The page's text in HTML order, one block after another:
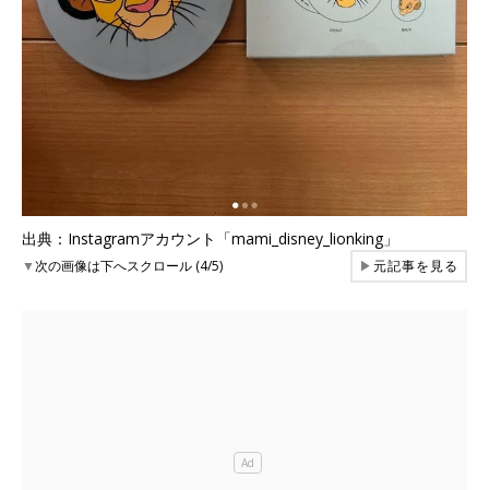
出典：Instagramアカウント「mami_disney_lionking」
▼次の画像は下へスクロール (4/5) ▶元記事を見る